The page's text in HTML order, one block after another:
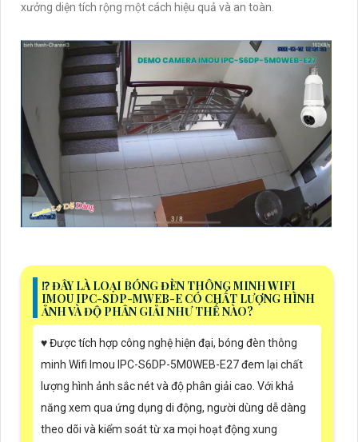
xưởng diện tích rộng một cách hiệu quả và an toàn.
⁉️ ĐÂY LÀ LOẠI BÓNG ĐÈN THÔNG MINH WIFI
IMOU IPC-SDP-MWEB-E CÓ CHẤT LƯỢNG HÌNH
ẢNH VÀ ĐỘ PHÂN GIẢI NHƯ THẾ NÀO?
♥️ Được tích hợp công nghệ hiện đại, bóng đèn thông
minh Wifi Imou IPC-S6DP-5M0WEB-E27 đem lại chất
lượng hình ảnh sắc nét và độ phân giải cao. Với khả
năng xem qua ứng dụng di động, người dùng dễ dàng
theo dõi và kiểm soát từ xa mọi hoạt động xung